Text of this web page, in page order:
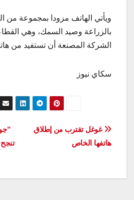
ويأتي الهاتف مزودا بمجموعة من
بالزراعة وصيد السمك، وهي
الشركة المصنعة أن تستفيد من هاتف
سكاي نيوز
تصفّح
المقالات
غوغل تقترب من إطلاق
هاتفها الخاص